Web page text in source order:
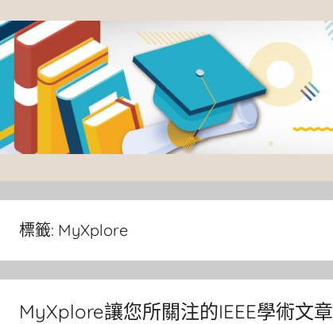
to
content
灣
圖
標籤: MyXplore
MyXplore讓您所關注的IEEE學術文章